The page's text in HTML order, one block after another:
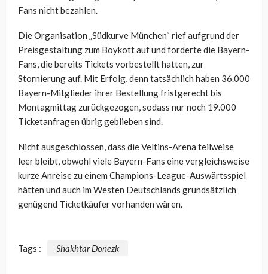
Fans nicht bezahlen.
Die Organisation „Südkurve München“ rief aufgrund der
Preisgestaltung zum Boykott auf und forderte die Bayern-
Fans, die bereits Tickets vorbestellt hatten, zur
Stornierung auf. Mit Erfolg, denn tatsächlich haben 36.000
Bayern-Mitglieder ihrer Bestellung fristgerecht bis
Montagmittag zurückgezogen, sodass nur noch 19.000
Ticketanfragen übrig geblieben sind.
Nicht ausgeschlossen, dass die Veltins-Arena teilweise
leer bleibt, obwohl viele Bayern-Fans eine vergleichsweise
kurze Anreise zu einem Champions-League-Auswärtsspiel
hätten und auch im Westen Deutschlands grundsätzlich
genügend Ticketkäufer vorhanden wären.
Tags : Shakhtar Donezk